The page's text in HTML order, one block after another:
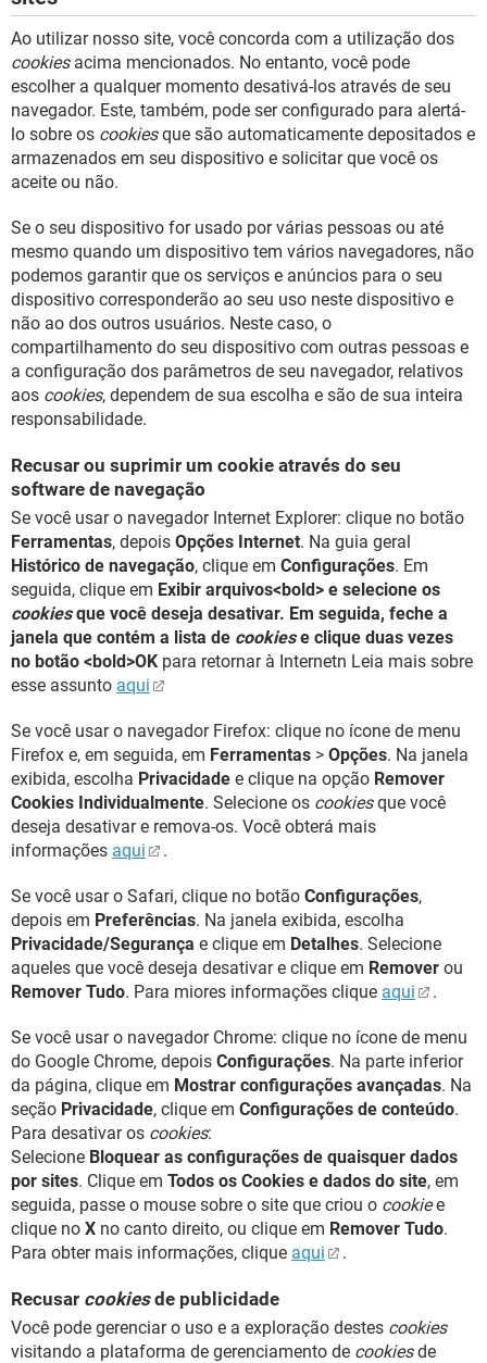
Ao utilizar nosso site, você concorda com a utilização dos
cookiesacima mencionados. No entanto, você pode
escolher a qualquer momento desativá-los através de seu
navegador. Este, também, pode ser configurado para alertá-
lo sobre os cookiesque são automaticamente depositados e
armazenados em seu dispositivo e solicitar que você os
aceite ou não.
Se o seu dispositivo for usado por várias pessoas ou até
mesmo quando um dispositivo tem vários navegadores, não
podemos garantir que os serviços e anúncios para o seu
dispositivo corresponderão ao seu uso neste dispositivo e
não ao dos outros usuários. Neste caso, o
compartilhamento do seu dispositivo com outras pessoas e
a configuração dos parâmetros de seu navegador, relativos
aos cookies, dependem de sua escolha e são de sua inteira
responsabilidade.
Recusar ou suprimir um cookie através do seu
software de navegação
Se você usar o navegador Internet Explorer: clique no botão
Ferramentas, depois Opções Internet. Na guia geral
Histórico de navegação, clique em Configurações. Em
seguida, clique em Exibir arquivos<bold> e selecione os
cookiesque você deseja desativar. Em seguida, feche a
janela que contém a lista de cookiese clique duas vezes
no botão <bold>OK para retornar à Internetn Leia mais sobre
esse assunto aqui
Se você usar o navegador Firefox: clique no ícone de menu
Firefox e, em seguida, em Ferramentas > Opções. Na janela
exibida, escolha Privacidade e clique na opção Remover
Cookies Individualmente. Selecione os cookiesque você
deseja desativar e remova-os. Você obterá mais
informações aqui .
Se você usar o Safari, clique no botão Configurações,
depois em Preferências. Na janela exibida, escolha
Privacidade/Segurança e clique em Detalhes. Selecione
aqueles que você deseja desativar e clique em Remover ou
Remover Tudo. Para miores informações clique aqui .
Se você usar o navegador Chrome: clique no ícone de menu
do Google Chrome, depois Configurações. Na parte inferior
da página, clique em Mostrar configurações avançadas. Na
seção Privacidade, clique em Configurações de conteúdo.
Para desativar os cookies:
Selecione Bloquear as configurações de quaisquer dados
por sites. Clique em Todos os Cookies e dados do site, em
seguida, passe o mouse sobre o site que criou o cookiee
clique no X no canto direito, ou clique em Remover Tudo.
Para obter mais informações, clique aqui .
Recusar cookiesde publicidade
Você pode gerenciar o uso e a exploração destes cookies
visitando a plataforma de gerenciamento de cookiesde